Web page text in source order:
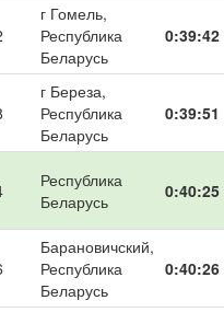
г Гомель,
Республика
Беларусь
0:39:42
г Береза,
Республика
Беларусь
0:39:51
Республика
Беларусь
0:40:25
Барановичский,
Республика
Беларусь
0:40:26